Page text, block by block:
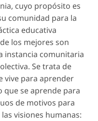
cuyo propósito es
comunidad para la
educativa
los mejores son
instancia comunitaria
Se trata de
vive para aprender
que se aprende para
de motivos para
visiones humanas: